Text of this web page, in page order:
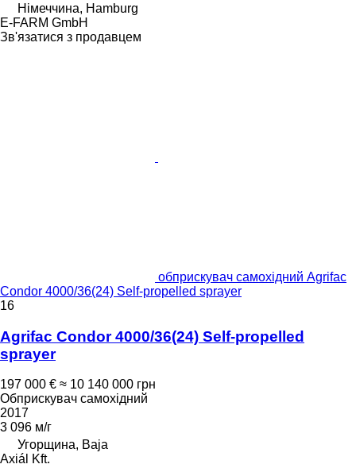
Німеччина, Hamburg
E-FARM GmbH
Зв'язатися з продавцем
обприскувач самохідний Agrifac
Condor 4000/36(24) Self-propelled sprayer
16
Agrifac Condor 4000/36(24) Self-propelled
sprayer
197 000 € ≈ 10 140 000 грн
Обприскувач самохідний
2017
3 096 м/г
Угорщина, Baja
Axiál Kft.